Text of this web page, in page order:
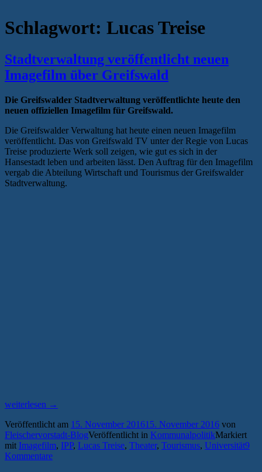
Schlagwort: Lucas Treise
Stadtverwaltung veröffentlicht neuen
Imagefilm über Greifswald
Die Greifswalder Stadtverwaltung veröffentlichte heute den
neuen offiziellen Imagefilm für Greifswald.
Die Greifswalder Verwaltung hat heute einen neuen Imagefilm
veröffentlicht. Das von Greifswald TV unter der Regie von Lucas
Treise produzierte Werk soll zeigen, wie gut es sich in der
Hansestadt leben und arbeiten lässt. Den Auftrag für den Imagefilm
vergab die Abteilung Wirtschaft und Tourismus der Greifswalder
Stadtverwaltung.
„Stadtverwaltung
neuen
Imagefilm
über
Greifswald“
weiterlesen →
Veröffentlicht am 15. November 201615. November 2016 von
Fleischervorstadt-BlogVeröffentlicht in KommunalpolitikMarkiert
mit Imagefilm, IPP, Lucas Treise, Theater, Tourismus, Universität9
Kommentare